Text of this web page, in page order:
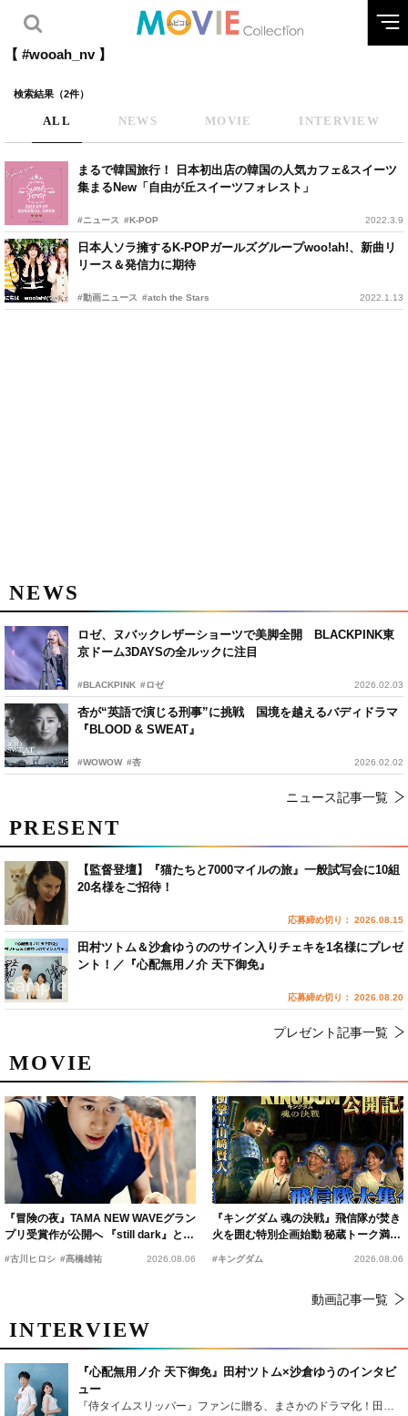
【 #wooah_nv 】
検索結果（2件）
ALL NEWS MOVIE INTERVIEW
まるで韓国旅行！ 日本初出店の韓国の人気カフェ&スイーツ
集まるNew「自由が丘スイーツフォレスト」
#ニュース #K-POP 2022.3.9
日本人ソラ擁するK-POPガールズグループwoo!ah!、新曲リ
リース＆発信力に期待
#動画ニュース #atch the Stars 2022.1.13
NEWS
ロゼ、ヌバックレザーショーツで美脚全開 BLACKPINK東
京ドーム3DAYSの全ルックに注目
#BLACKPINK #ロゼ 2026.02.03
杏が“英語で演じる刑事”に挑戦 国境を越えるバディドラマ
『BLOOD & SWEAT』
#WOWOW #杏 2026.02.02
ニュース記事一覧
MOVIE
『冒険の夜』TAMA NEW WAVEグラン
プリ受賞作が公開へ 『still dark』と同
時上映決定
#古川ヒロシ #髙橋雄祐 2026.08.06
『キングダム 魂の決戦』飛信隊が焚き
火を囲む特別企画始動 秘蔵トーク満載
の“キングダムキャンプ”開催
#キングダム 2026.08.06
動画記事一覧
INTERVIEW
『心配無用ノ介 天下御免』田村ツトム×沙倉ゆうのインタビ
ュー
『侍タイムスリッパー』ファンに贈る、まさかのドラマ化！田村ツトム×沙倉ゆうのが語る『心配無用ノ介』撮影秘話
PRESENT
【監督登壇】『猫たちと7000マイルの旅』一般試写会に10組
20名様をご招待！
応募締め切り： 2026.08.15
田村ツトム＆沙倉ゆうののサイン入りチェキを1名様にプレゼ
ント！／『心配無用ノ介 天下御免』
応募締め切り： 2026.08.20
プレゼント記事一覧